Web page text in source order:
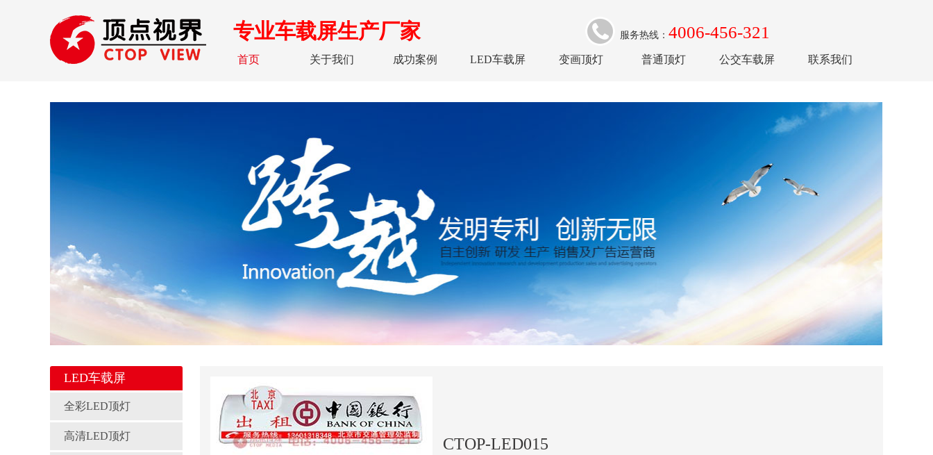
专业车载屏生产厂家 服务热线： 4006-456-321
首页 关于我们 成功案例 LED车载屏 变画顶灯 普通顶灯 公交车载屏 联系我们
LED车载屏
全彩LED顶灯
高清LED顶灯 CTOP-LED015